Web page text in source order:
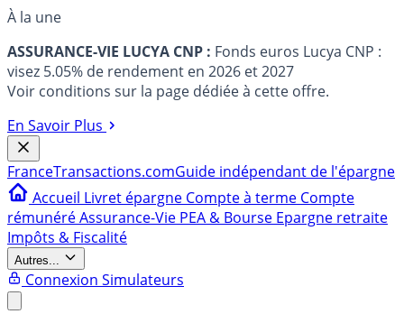
À la une
ASSURANCE-VIE LUCYA CNP : Fonds euros Lucya CNP :
visez 5.05% de rendement en 2026 et 2027
Voir conditions sur la page dédiée à cette offre.
En Savoir Plus
FranceTransactions.comGuide indépendant de l'épargne
Accueil Livret épargne Compte à terme Compte
rémunéréAssurance-Vie PEA & Bourse Epargne retraite
Impôts & Fiscalité
Autres...
Connexion Simulateurs